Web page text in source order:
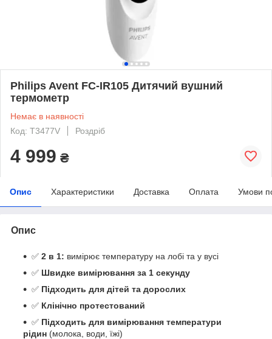
Philips Avent FC-IR105 Дитячий вушний
термометр
Немає в наявності
Код: T3477V
Роздріб
4 999 ₴
Опис Характеристики Доставка Оплата Умови
Опис
✅ 2 в 1: вимірює температуру на лобі та у вусі
✅ Швидке вимірювання за 1 секунду
✅ Підходить для дітей та дорослих
✅ Клінічно протестований
✅ Підходить для вимірювання температури
рідин (молока, води, їжі)